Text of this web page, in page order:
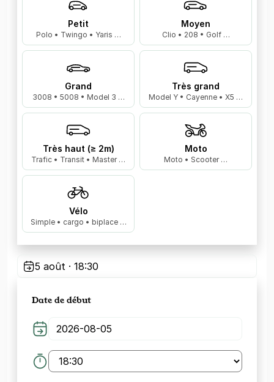
Petit
Polo • Twingo • Yaris …
Moyen
Clio • 208 • Golf …
Grand
3008 • 5008 • Model 3 …
Très grand
Model Y • Cayenne • X5 …
Très haut (≥ 2m)
Trafic • Transit • Master …
Moto
Moto • Scooter …
Vélo
Simple • cargo • biplace …
5 août · 18:30
Date de début